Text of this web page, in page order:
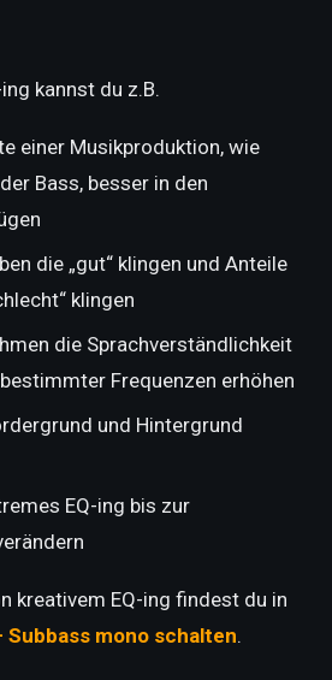
kannst du z.B.
einer Musikproduktion, wie
Bass, besser in den
die „gut“ klingen und Anteile
klingen
die Sprachverständlichkeit
Frequenzen erhöhen
und Hintergrund
EQ-ing bis zur
kreativem EQ-ing findest du in
Subbass mono schalten.